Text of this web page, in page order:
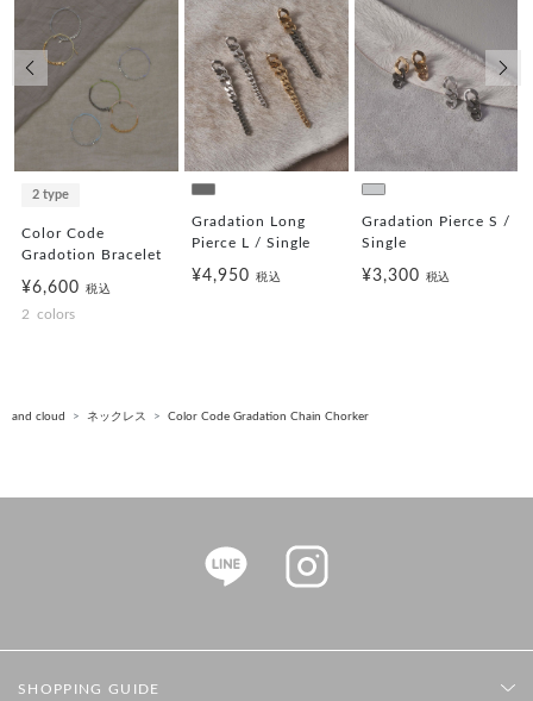
2 type
Color Code
Gradotion Bracelet
¥6,600税込
2 colors
Gradation Long
Pierce L / Single
¥4,950 税込
Gradation Pierce S /
Single
¥3,300 税込
前の画像 次の
and cloud ネックレス Color Code Gradation Chain Chorker
SHOPPING GUIDE